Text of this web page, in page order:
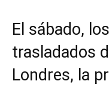
El sábado,
trasladados
Londres, la